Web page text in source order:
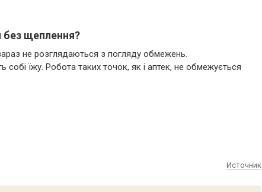
без щеплення?
не розглядаються з погляду обмежень.
їжу. Робота таких точок, як і аптек, не обмежується
Источник